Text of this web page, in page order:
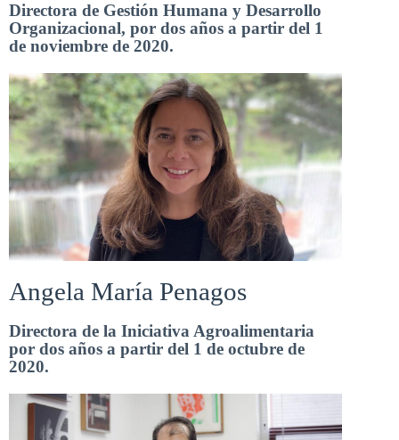
Directora de Gestión Humana y Desarrollo
Organizacional, por dos años a partir del 1
de noviembre de 2020.
Angela María Penagos
Directora de la Iniciativa Agroalimentaria
por dos años a partir del 1 de octubre de
2020.